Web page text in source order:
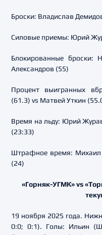
Броски: Владислав
Силовые приемы: Юрий
Блокированные броски:
Александров (55)
Процент выигранных
(61.3) vs Матвей Уткин
Время на льду: Юрий
(23:33)
Штрафное время: Михаил
(24)
«Горняк-УГМК» vs
19 ноября 2025 года.
0:0; 0:1). Голы: Ильин